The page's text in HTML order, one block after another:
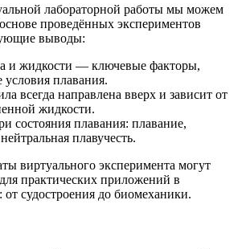
лабораторной работы мы можем
проведённых экспериментов
выводы:
и жидкости — ключевые факторы,
плавания.
всегда направлена вверх и зависит от
жидкости.
состояния плавания: плавание,
плавучесть.
виртуального эксперимента могут
практических приложений в
от судостроения до биомеханики.